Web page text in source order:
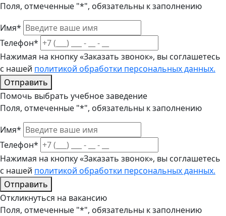
Поля, отмеченные "*", обязательны к заполнению
Имя*
Телефон*
Нажимая на кнопку «Заказать звонок», вы соглашетесь
с нашей политикой обработки персональных данных.
Отправить
Помочь выбрать учебное заведение
Поля, отмеченные "*", обязательны к заполнению
Имя*
Телефон*
Нажимая на кнопку «Заказать звонок», вы соглашетесь
с нашей политикой обработки персональных данных.
Отправить
Откликнуться на вакансию
Поля, отмеченные "*", обязательны к заполнению